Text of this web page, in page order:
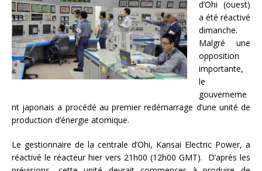
d’Ohi (ouest)
a été réactivé
dimanche.
Malgré une
opposition
importante,
le
gouverneme
nt japonais a procédé au premier redémarrage d’une unité de
production d’énergie atomique.
Le gestionnaire de la centrale d’Ohi, Kansai Electric Power, a
réactivé le réacteur hier vers 21h00 (12h00 GMT). D’après les